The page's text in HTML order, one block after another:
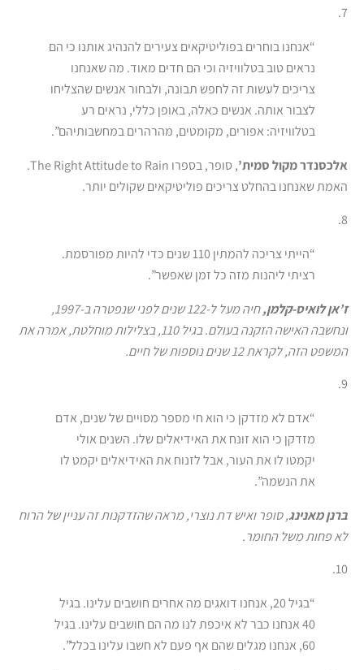
7.
“אנחנו בוחרים בפוליטיקאים צעירים להנהיג אותנו כי הם
נראים טוב בטלוויזיה וכי הם חדים מאוד. מה שאנחנו
צריכים לעשות זה לחפש תבונה, ולבחור אנשים שהצליחו
לצבור אותה. אנשים כאלה, באופן כללי, נראים רע
בטלוויזיה: אפורים, מקומטים, מהרהרים במחשבותיהם”.
אלכסנדר מקול סמית’
, סופר, בספרו The Right Attitude to Rain.
האמת שאנחנו בהחלט צריכים פוליטיקאים שקולים יותר.
8.
“הייתי צריכה להמתין 110 שנים כדי להיות מפורסמת.
רציתי ליהנות מזה כל זמן שאפשר”.
ז’אן לואיס-קלמן,
חיה מעל ל-122 שנים לפני שנפטרה ב-1997,
ונחשבה האישה הזקנה בעולם. בגיל 110, בצלילות מוחלטת, אמרה את
המשפט הזה, לקראת 12 שנים נוספות של חיים.
9.
“אדם לא מזדקן כי הוא חי מספר מסויים של שנים, אדם
מזדקן כי הוא זונח את האידיאלים שלו. השנים אולי
יקמטו לו את העור, אבל לזנוח את האידיאלים יקמט לו
את הנשמה”.
ברנן מאנינג, סופר ואיש דת נוצרי, מראה שהזדקנות זה עניין של הרוח
לא פחות משל החומר.
10.
“בגיל 20, אנחנו דואגים מה אחרים חושבים עלינו. בגיל
40 אנחנו כבר לא איכפת לנו מה הם חושבים עלינו. בגיל
60, אנחנו מגלים שהם אף פעם לא חשבו עלינו בכלל”.